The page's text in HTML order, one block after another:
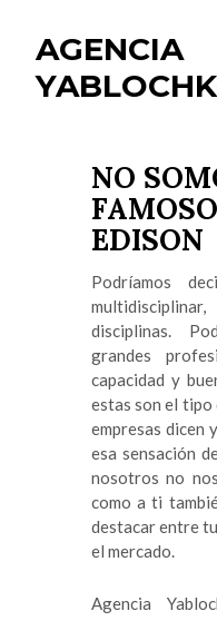
AGENCIA
NO
EDISON
Podríamos
multidisciplinar,
disciplinas.
grandes
capacidad y
estas son el tipo
empresas dicen
esa sensación
nosotros no
como a ti
destacar entre
el mercado.
Agencia